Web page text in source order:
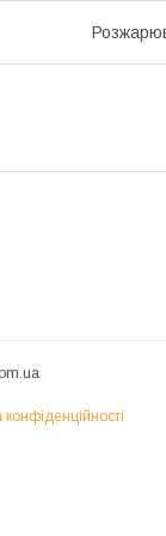
конфіденційності